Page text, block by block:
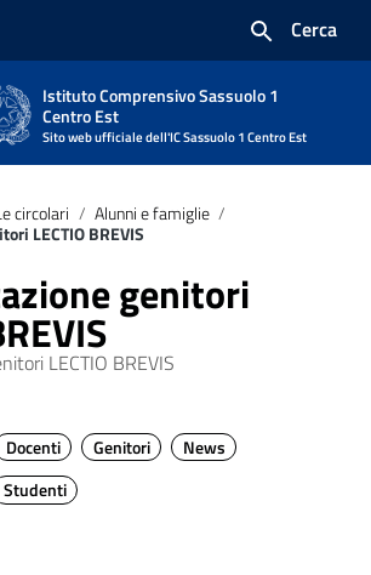
Cerca
navigazione
Istituto Comprensivo Sassuolo 1
Centro Est
Sito web ufficiale dell'IC Sassuolo 1 Centro Est
circolari / Alunni e famiglie /
LECTIO BREVIS
genitori
LECTIO BREVIS
Docenti Genitori
News
Studenti